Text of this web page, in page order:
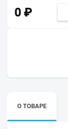
0 ₽
О ТОВАРЕ